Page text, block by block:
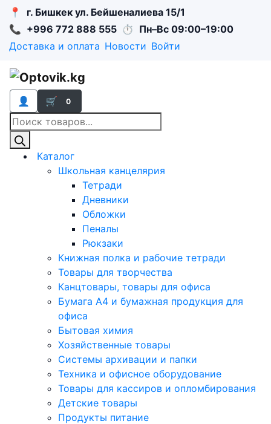
📍
г. Бишкек ул. Бейшеналиева 15/1
📞 +996 772 888 555 ⏱ Пн–Вс 09:00–19:00
Доставка и оплата Новости Войти
👤 🛒 0
Поиск
товаров
Каталог
Школьная канцелярия
Тетради
Дневники
Обложки
Пеналы
Рюкзаки
Книжная полка и рабочие тетради
Товары для творчества
Канцтовары, товары для офиса
Бумага А4 и бумажная продукция для
офиса
Бытовая химия
Хозяйственные товары
Системы архивации и папки
Техника и офисное оборудование
Товары для кассиров и опломбирования
Детские товары
Продукты питание